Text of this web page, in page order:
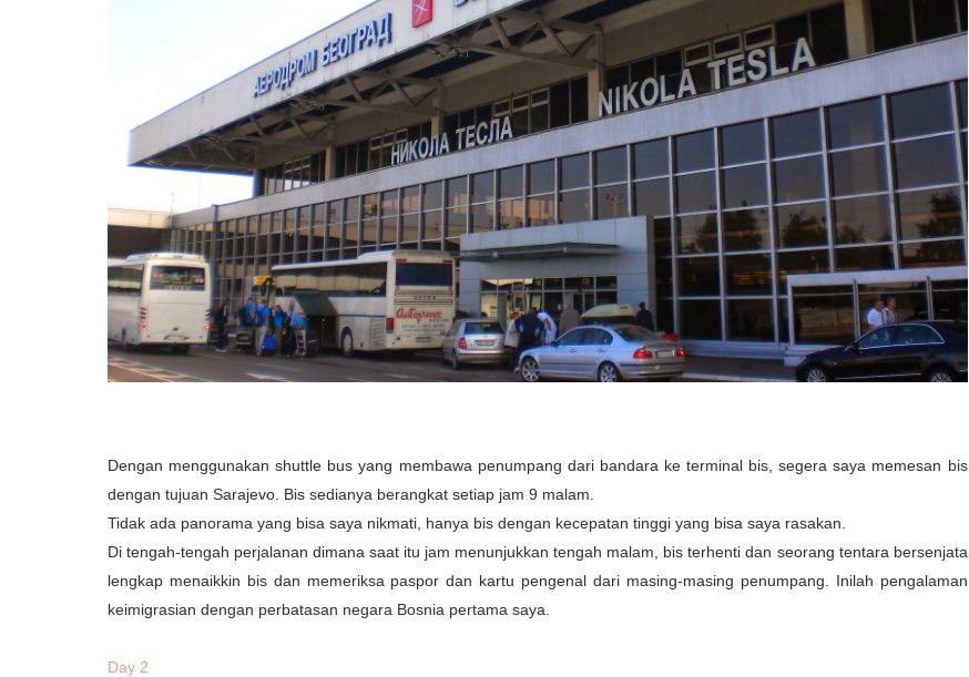
Dengan menggunakan shuttle bus yang membawa penumpang dari bandara ke terminal bis, segera saya memesan bis
dengan tujuan Sarajevo. Bis sedianya berangkat setiap jam 9 malam.
Tidak ada panorama yang bisa saya nikmati, hanya bis dengan kecepatan tinggi yang bisa saya rasakan.
Di tengah-tengah perjalanan dimana saat itu jam menunjukkan tengah malam, bis terhenti dan seorang tentara bersenjata
lengkap menaikkin bis dan memeriksa paspor dan kartu pengenal dari masing-masing penumpang. Inilah pengalaman
keimigrasian dengan perbatasan negara Bosnia pertama saya.
Day 2